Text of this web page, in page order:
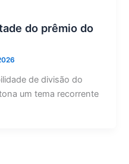
do prêmio do
de divisão do
um tema recorrente